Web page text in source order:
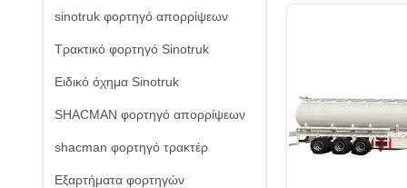
sinotruk φορτηγό απορρίψεων
Τρακτικό φορτηγό Sinotruk
Ειδικό όχημα Sinotruk
SHACMAN φορτηγό απορρίψεων
shacman φορτηγό τρακτέρ
Εξαρτήματα φορτηγών